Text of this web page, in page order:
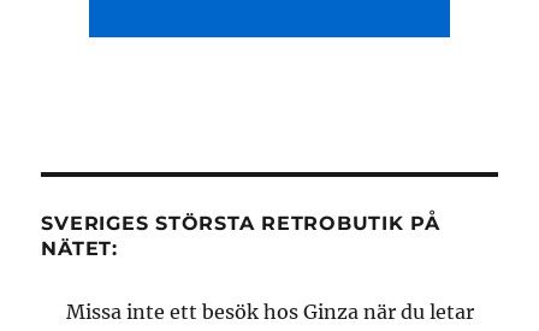
SVERIGES STÖRSTA RETROBUTIK PÅ
NÄTET:
Missa inte ett besök hos Ginza när du letar